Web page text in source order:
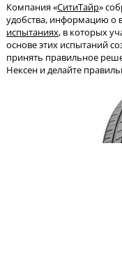
Компания «СитиТайр»
удобства, информацию о
испытаниях, в которых
основе этих испытаний
принять правильное
Нексен и делайте